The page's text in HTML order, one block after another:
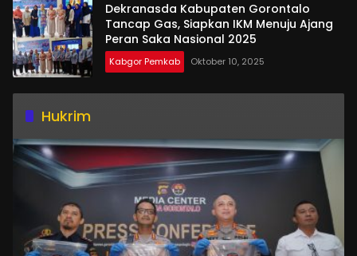
Dekranasda Kabupaten Gorontalo
Tancap Gas, Siapkan IKM Menuju Ajang
Peran Saka Nasional 2025
Kabgor Pemkab Oktober 10, 2025
Hukrim